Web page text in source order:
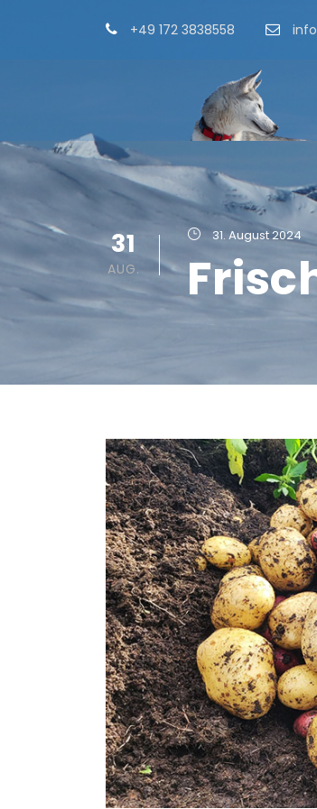
+49 172 3838558
31
AUG.
31. August 2024